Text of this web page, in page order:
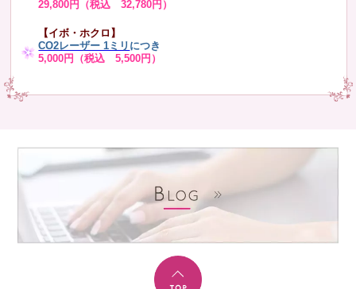
29,800円（税込 32,780円）
【イボ・ホクロ】
CO2レーザー 1ミリ につき
5,000円（税込 5,500円）